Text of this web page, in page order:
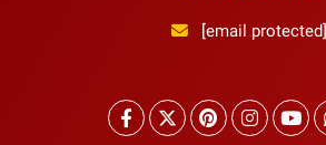
[email protected]